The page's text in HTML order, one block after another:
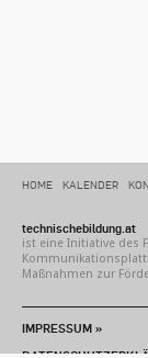
HOME KALENDER
technischebildung.at
ist eine Initiative des
Maßnahmen zur
IMPRESSUM »